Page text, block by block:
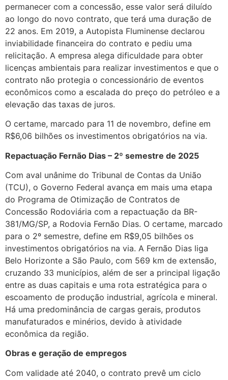
permanecer com a concessão, esse valor será diluído
ao longo do novo contrato, que terá uma duração de
22 anos. Em 2019, a Autopista Fluminense declarou
inviabilidade financeira do contrato e pediu uma
relicitação. A empresa alega dificuldade para obter
licenças ambientais para realizar investimentos e que o
contrato não protegia o concessionário de eventos
econômicos como a escalada do preço do petróleo e a
elevação das taxas de juros.
O certame, marcado para 11 de novembro, define em
R$6,06 bilhões os investimentos obrigatórios na via.
Repactuação Fernão Dias – 2º semestre de 2025
Com aval unânime do Tribunal de Contas da União
(TCU), o Governo Federal avança em mais uma etapa
do Programa de Otimização de Contratos de
Concessão Rodoviária com a repactuação da BR-
381/MG/SP, a Rodovia Fernão Dias. O certame, marcado
para o 2º semestre, define em R$9,05 bilhões os
investimentos obrigatórios na via. A Fernão Dias liga
Belo Horizonte a São Paulo, com 569 km de extensão,
cruzando 33 municípios, além de ser a principal ligação
entre as duas capitais e uma rota estratégica para o
escoamento de produção industrial, agrícola e mineral.
Há uma predominância de cargas gerais, produtos
manufaturados e minérios, devido à atividade
econômica da região.
Obras e geração de empregos
Com validade até 2040, o contrato prevê um ciclo